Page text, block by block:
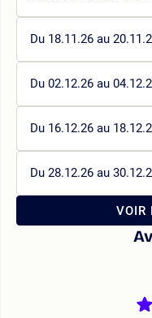
Du 18.11.26 au
Du 02.12.26 au
Du 16.12.26 au
Du 28.12.26 au
VOIR